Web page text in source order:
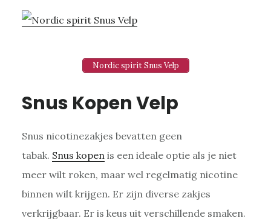
Nordic spirit Snus Velp
Snus Kopen Velp
Snus nicotinezakjes bevatten geen
tabak. Snus kopen is een ideale optie als je niet
meer wilt roken, maar wel regelmatig nicotine
binnen wilt krijgen. Er zijn diverse zakjes
verkrijgbaar. Er is keus uit verschillende smaken.